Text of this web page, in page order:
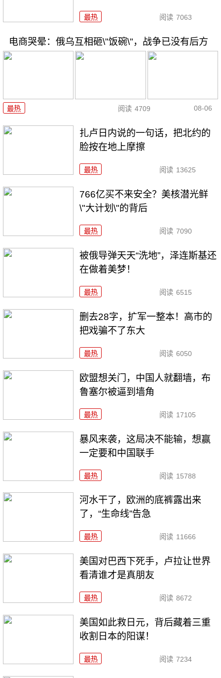
最热 阅读 7063
电商哭晕：俄乌互相砸\"饭碗\"，战争已没有后方
最热 阅读 4709 08-06
扎卢日内说的一句话，把北约的
脸按在地上摩擦
最热 阅读 13625
766亿买不来安全？美核潜光鲜
\"大计划\"的背后
最热 阅读 7090
被俄导弹天天“洗地”，泽连斯基还
在做着美梦！
最热 阅读 6515
删去28字，扩军一整本！高市的
把戏骗不了东大
最热 阅读 6050
欧盟想关门，中国人就翻墙，布
鲁塞尔被逼到墙角
最热 阅读 17105
暴风来袭，这局决不能输，想赢
一定要和中国联手
最热 阅读 15788
河水干了，欧洲的底裤露出来
了，“生命线”告急
最热 阅读 11666
美国对巴西下死手，卢拉让世界
看清谁才是真朋友
最热 阅读 8672
美国如此救日元，背后藏着三重
收割日本的阳谋！
最热 阅读 7234